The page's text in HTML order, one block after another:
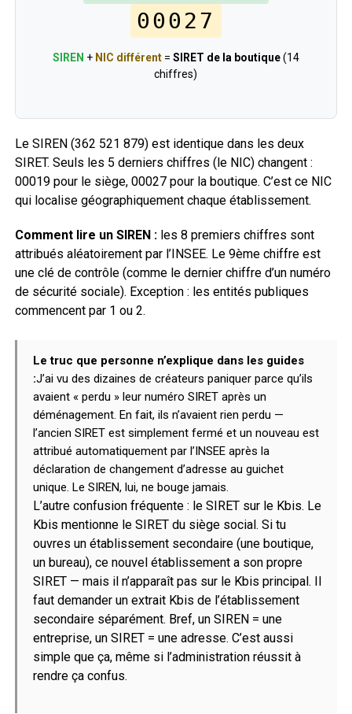
00027
SIREN + NIC différent= SIRET de la boutique(14
chiffres)
Le SIREN (362 521 879) est identique dans les deux
SIRET. Seuls les 5 derniers chiffres (le NIC) changent :
00019 pour le siège, 00027 pour la boutique. C’est ce NIC
qui localise géographiquement chaque établissement.
Comment lire un SIREN :les 8 premiers chiffres sont
attribués aléatoirement par l’INSEE. Le 9ème chiffre est
une clé de contrôle (comme le dernier chiffre d’un numéro
de sécurité sociale). Exception : les entités publiques
commencent par 1 ou 2.
Le truc que personne n’explique dans les guides
:J’ai vu des dizaines de créateurs paniquer parce qu’ils
avaient « perdu » leur numéro SIRET après un
déménagement. En fait, ils n’avaient rien perdu —
l’ancien SIRET est simplement fermé et un nouveau est
attribué automatiquement par l’INSEE après la
déclaration de changement d’adresse au guichet
unique. Le SIREN, lui, ne bouge jamais.
L’autre confusion fréquente : le SIRET sur le Kbis. Le
Kbis mentionne le SIRET du siège social. Si tu
ouvres un établissement secondaire (une boutique,
un bureau), ce nouvel établissement a son propre
SIRET — mais il n’apparaît pas sur le Kbis principal. Il
faut demander un extrait Kbis de l’établissement
secondaire séparément. Bref, un SIREN = une
entreprise, un SIRET = une adresse. C’est aussi
simple que ça, même si l’administration réussit à
rendre ça confus.